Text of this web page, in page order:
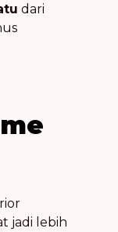
dari
jadi lebih